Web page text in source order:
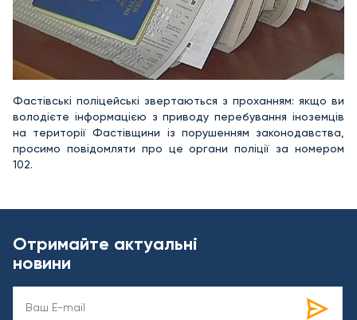
Фастівські поліцейські звертаються з проханням: якщо ви
володієте інформацією з приводу перебування іноземців
на території Фастівщини із порушенням законодавства,
просимо повідомляти про це органи поліції за номером
102.
Отримайте актуальні
новини